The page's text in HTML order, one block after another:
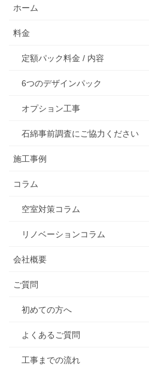
ホーム
料金
定額パック料金 / 内容
6つのデザインパック
オプション工事
石綿事前調査にご協力ください
施工事例
コラム
空室対策コラム
リノベーションコラム
会社概要
ご質問
初めての方へ
よくあるご質問
工事までの流れ